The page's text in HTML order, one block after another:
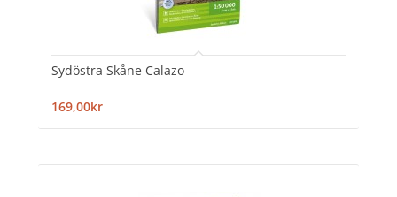
Sydöstra Skåne Calazo
169,00kr